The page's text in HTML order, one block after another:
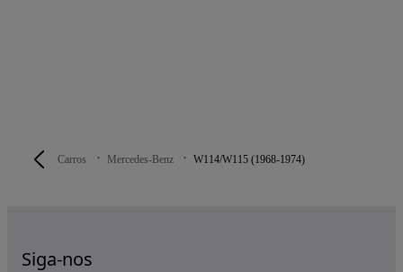
Carros Mercedes-Benz W114/W115 (1968-1974)
Siga-nos